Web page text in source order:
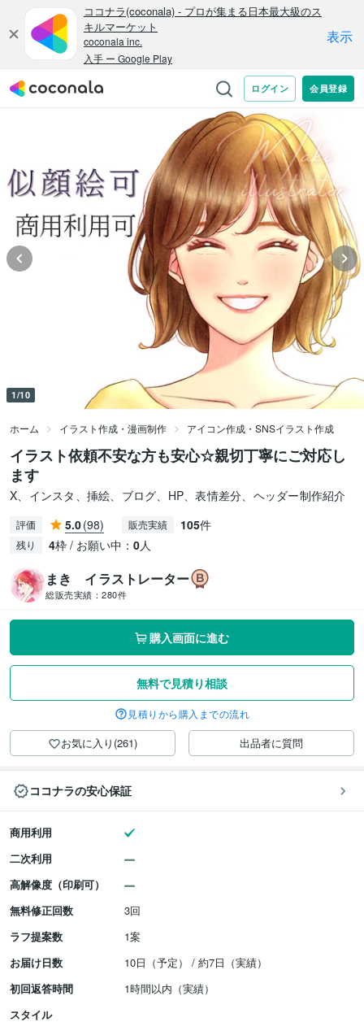
1/10
ホーム イラスト作成・漫画制作 アイコン作成・SNSイラスト作成
イラスト依頼不安な方も安心☆親切丁寧にご対応し
ます
X、インスタ、挿絵、ブログ、HP、表情差分、ヘッダー制作紹介
評価 5.0(98) 販売実績 105件
残り 4枠 / お願い中： 0人
まき イラストレーター
総販売実績： 280件
購入画面に進む
無料で見積り相談
見積りから購入までの流れ
お気に入り(261) 出品者に質問
ココナラの安心保証
商用利用
二次利用
高解像度（印刷可）
無料修正回数
3回
ラフ提案数
1案
お届け日数
10日（予定） / 約7日（実績）
初回返答時間
1時間以内（実績）
スタイル